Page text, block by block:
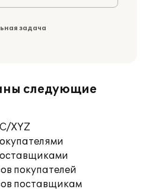
задача
следующие
XYZ
покупателей
поставщикам